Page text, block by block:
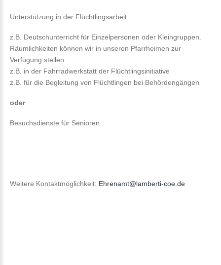
Unterstützung in der Flüchtlingsarbeit
z.B. Deutschunterricht für Einzelpersonen oder Kleingruppen.
Räumlichkeiten können wir in unseren Pfarrheimen zur
Verfügung stellen
z.B. in der Fahrradwerkstatt der Flüchtlingsinitiative
z.B. für die Begleitung von Flüchtlingen bei Behördengängen
oder
Besuchsdienste für Senioren.
Weitere Kontaktmöglichkeit: Ehrenamt@lamberti-coe.de